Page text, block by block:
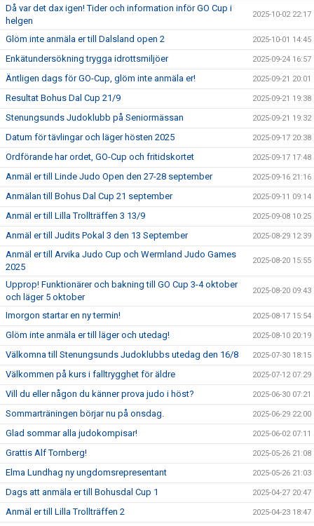
Då var det dax igen! Tider och information inför GO Cup i
helgen
2025-10-02 22:17
Glöm inte anmäla er till Dalsland open 2 2025-10-01 14:45
Enkätundersökning trygga idrottsmiljöer 2025-09-24 16:57
Äntligen dags för GO-Cup, glöm inte anmäla er! 2025-09-21 20:01
Resultat Bohus Dal Cup 21/9 2025-09-21 19:38
Stenungsunds Judoklubb på Seniormässan 2025-09-21 19:32
Datum för tävlingar och läger hösten 2025 2025-09-17 20:38
Ordförande har ordet, GO-Cup och fritidskortet 2025-09-17 17:48
Anmäl er till Linde Judo Open den 27-28 september 2025-09-16 21:16
Anmälan till Bohus Dal Cup 21 september 2025-09-11 09:14
Anmäl er till Lilla Trollträffen 3 13/9 2025-09-08 10:25
Anmäl er till Judits Pokal 3 den 13 September 2025-08-29 12:39
Anmäl er till Arvika Judo Cup och Wermland Judo Games
2025
2025-08-20 15:55
Upprop! Funktionärer och bakning till GO Cup 3-4 oktober
och läger 5 oktober
2025-08-20 09:43
Imorgon startar en ny termin! 2025-08-17 15:54
Glöm inte anmäla er till läger och utedag! 2025-08-10 20:19
Välkomna till Stenungsunds Judoklubbs utedag den 16/8 2025-07-30 18:15
Välkommen på kurs i falltrygghet för äldre 2025-07-12 07:29
Vill du eller någon du känner prova judo i höst? 2025-06-30 07:21
Sommarträningen börjar nu på onsdag. 2025-06-29 22:00
Glad sommar alla judokompisar! 2025-06-02 07:11
Grattis Alf Tornberg! 2025-05-26 21:08
Elma Lundhag ny ungdomsrepresentant 2025-05-26 21:03
Dags att anmäla er till Bohusdal Cup 1 2025-04-27 20:47
Anmäl er till Lilla Trollträffen 2 2025-04-23 18:47